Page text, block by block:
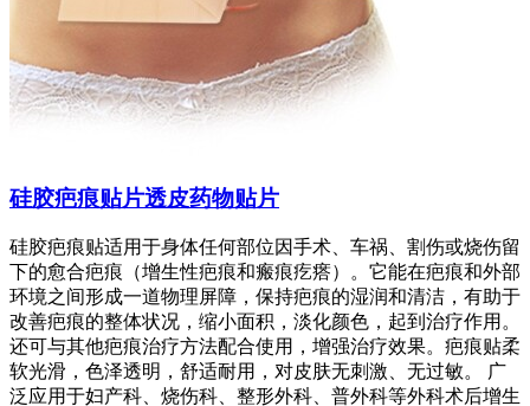
硅胶疤痕贴片透皮药物贴片
硅胶疤痕贴适用于身体任何部位因手术、车祸、割伤或烧伤留
下的愈合疤痕（增生性疤痕和瘢痕疙瘩）。它能在疤痕和外部
环境之间形成一道物理屏障，保持疤痕的湿润和清洁，有助于
改善疤痕的整体状况，缩小面积，淡化颜色，起到治疗作用。
还可与其他疤痕治疗方法配合使用，增强治疗效果。疤痕贴柔
软光滑，色泽透明，舒适耐用，对皮肤无刺激、无过敏。 广
泛应用于妇产科、烧伤科、整形外科、普外科等外科术后增生